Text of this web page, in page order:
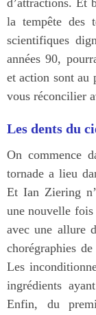
d’attractions. Et
la tempête des
scientifiques
années 90,
et action sont au
vous réconcilier
Les dents du
On commence
tornade a lieu
Et Ian Ziering
une nouvelle fois
avec une allure
chorégraphies
Les
ingrédients
Enfin, du